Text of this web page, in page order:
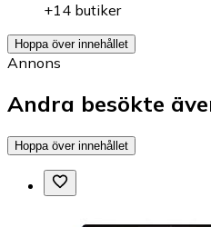
+14 butiker
Hoppa över innehållet
Annons
Andra besökte
Hoppa över innehållet